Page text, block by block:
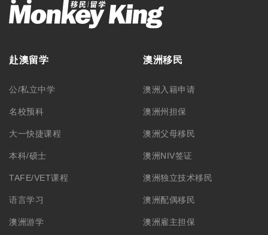
赴澳留学
公/私立中学
名校预科
大一快捷课程
本科/硕士
TAFE/VET课程
语言学习
澳洲游学
澳洲移民
澳洲入籍申请
澳洲州担保
澳洲父母移民
澳洲NIV签证
澳洲独立技术移民
澳洲配偶移民
澳洲雇主担保